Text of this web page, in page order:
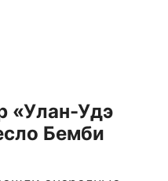
«Улан-Удэ
Бемби